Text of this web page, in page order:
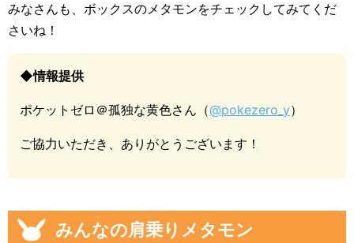
みなさんも、ボックスのメタモンをチェックしてみてくだ
さいね！
◆情報提供
ポケットゼロ＠孤独な黄色さん（@pokezero_y）
ご協力いただき、ありがとうございます！
みんなの肩乗りメタモン